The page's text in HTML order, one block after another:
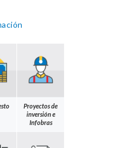
Proyectos de
inversión e
Infobras